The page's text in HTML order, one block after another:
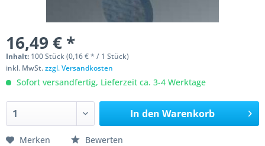
16,49 € *
Inhalt: 100 Stück (0,16 € * / 1 Stück)
inkl. MwSt.zzgl. Versandkosten
Sofort versandfertig, Lieferzeit ca. 3-4 Werktage
In den Warenkorb
Merken Bewerten